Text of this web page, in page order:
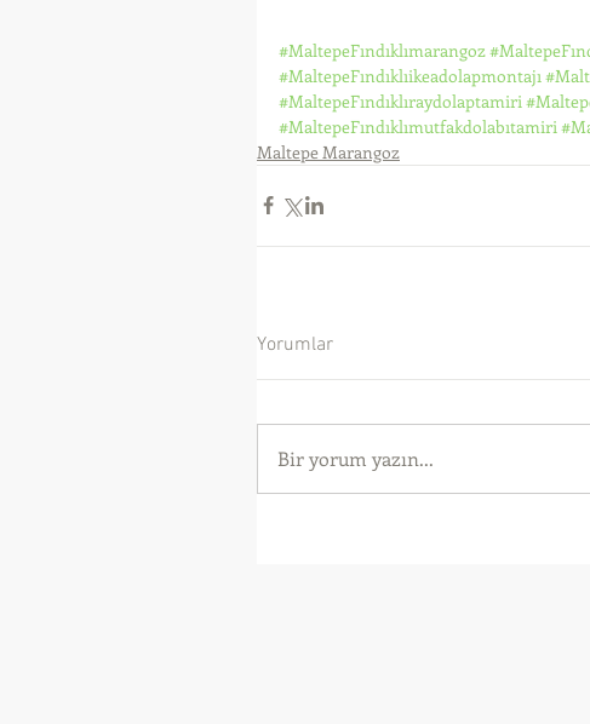
#MaltepeFındıklımarangoz
#MaltepeFındıklıikeadolapmontajı
#MaltepeFındıklıraydolaptamiri
#MaltepeFındıklımutfakdolabıtamiri
Maltepe Marangoz
Yorumlar
Bir yorum yazın...